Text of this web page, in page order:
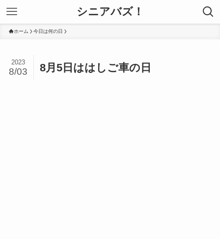
シニアバズ！
ホーム 今日は何の日
8月5日ははしご車の日
2023
8/03